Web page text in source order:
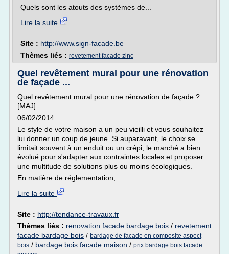
Quels sont les atouts des systèmes de...
Lire la suite
Site : http://www.sign-facade.be
Thèmes liés : revetement facade zinc
Quel revêtement mural pour une rénovation
de façade ...
Quel revêtement mural pour une rénovation de façade ?
[MAJ]
06/02/2014
Le style de votre maison a un peu vieilli et vous souhaitez
lui donner un coup de jeune. Si auparavant, le choix se
limitait souvent à un enduit ou un crépi, le marché a bien
évolué pour s'adapter aux contraintes locales et proposer
une multitude de solutions plus ou moins écologiques.
En matière de réglementation,...
Lire la suite
Site : http://tendance-travaux.fr
Thèmes liés : renovation facade bardage bois / revetement
facade bardage bois / bardage de facade en composite aspect
bois / bardage bois facade maison / prix bardage bois facade